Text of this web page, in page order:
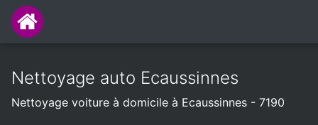
Nettoyage auto Ecaussinnes
Nettoyage voiture à domicile à Ecaussinnes - 7190